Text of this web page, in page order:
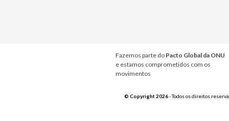
Fazemos parte do Pacto Global da ONU
e estamos comprometidos com os
movimentos
© Copyright 2026- Todos os direitos